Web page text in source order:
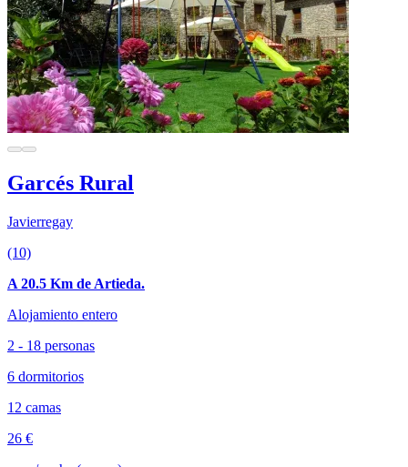
Garcés Rural
Javierregay
(10)
A 20.5 Km de Artieda.
Alojamiento entero
2 - 18 personas
6 dormitorios
12 camas
26 €